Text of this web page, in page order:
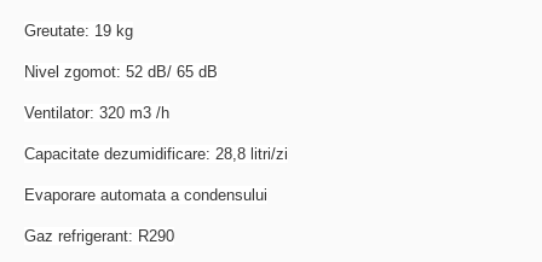
​Greutate: 19 kg
​Nivel zgomot: 52 dB/ 65 dB
​Ventilator: 320 m3 /h
​Capacitate dezumidificare: 28,8 litri/zi
​Evaporare automata a condensului
​Gaz refrigerant: R290